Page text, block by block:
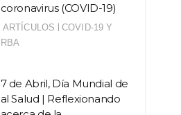
coronavirus (COVID-19)
ARTÍCULOS | COVID-19 Y
RBA
7 de Abril, Día Mundial de
al Salud | Reflexionando